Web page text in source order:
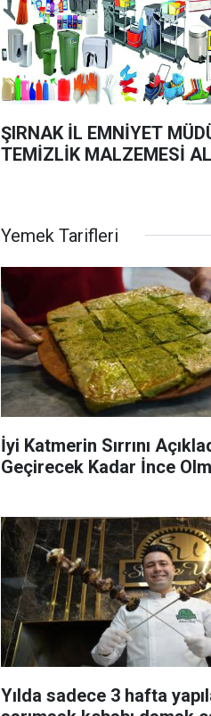
ŞIRNAK İL EMNİYET
TEMİZLİK MALZEMESİ
Yemek Tarifleri
İyi Katmerin Sırrını
Geçirecek Kadar İnce
Yılda sadece 3 hafta